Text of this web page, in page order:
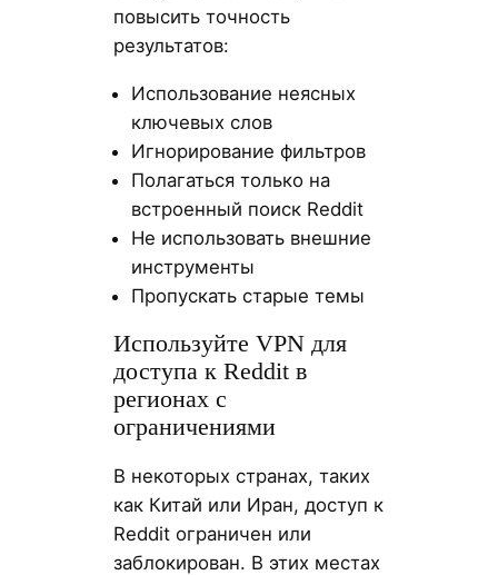
повысить точность
результатов:
Использование неясных
ключевых слов
Игнорирование фильтров
Полагаться только на
встроенный поиск Reddit
Не использовать внешние
инструменты
Пропускать старые темы
Используйте VPN для
доступа к Reddit в
регионах с
ограничениями
В некоторых странах, таких
как Китай или Иран, доступ к
Reddit ограничен или
заблокирован. В этих местах